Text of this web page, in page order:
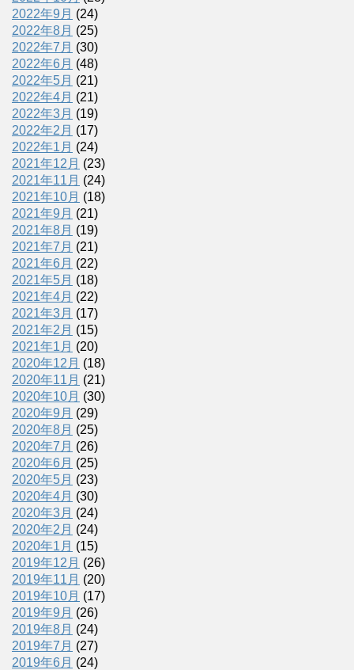
2022年9月 (24)
2022年8月 (25)
2022年7月 (30)
2022年6月 (48)
2022年5月 (21)
2022年4月 (21)
2022年3月 (19)
2022年2月 (17)
2022年1月 (24)
2021年12月 (23)
2021年11月 (24)
2021年10月 (18)
2021年9月 (21)
2021年8月 (19)
2021年7月 (21)
2021年6月 (22)
2021年5月 (18)
2021年4月 (22)
2021年3月 (17)
2021年2月 (15)
2021年1月 (20)
2020年12月 (18)
2020年11月 (21)
2020年10月 (30)
2020年9月 (29)
2020年8月 (25)
2020年7月 (26)
2020年6月 (25)
2020年5月 (23)
2020年4月 (30)
2020年3月 (24)
2020年2月 (24)
2020年1月 (15)
2019年12月 (26)
2019年11月 (20)
2019年10月 (17)
2019年9月 (26)
2019年8月 (24)
2019年7月 (27)
2019年6月 (24)